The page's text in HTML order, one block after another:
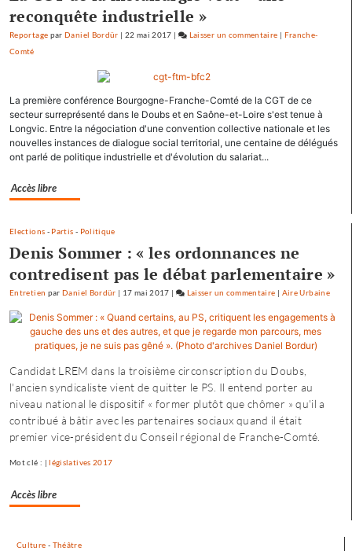
reconquête industrielle »
Reportage par Daniel Bordür 22 mai 2017 Laisser un commentaire on
Besançon
:
«
compte
Franche-
Comté
La première conférence Bourgogne-Franche-Comté de la CGT de ce
secteur surreprésenté dans le Doubs et en Saône-et-Loire s'est tenue à
Longvic. Entre la négociation d'une convention collective nationale et les
nouvelles instances de dialogue social territorial, une centaine de délégués
ont parlé de politique industrielle et d'évolution du salariat...
Accès libre
Elections - Partis - Politique
Denis Sommer : « les ordonnances ne
contredisent pas le débat parlementaire »
Entretien parDaniel Bordür | 17 mai 2017 | Laisser un commentaire on
enfance
à
:
«
une
offre
où
| Aire Urbaine
Candidat LREM dans la troisième circonscription du Doubs,
l'ancien syndicaliste vient de quitter le PS. Il entend porter au
niveau national le dispositif « former plutôt que chômer » qu'il a
contribué à bâtir avec les partenaires sociaux quand il était
premier vice-président du Conseil régional de Franche-Comté.
Mot clé : |législatives 2017
Accès libre
Culture - Théâtre